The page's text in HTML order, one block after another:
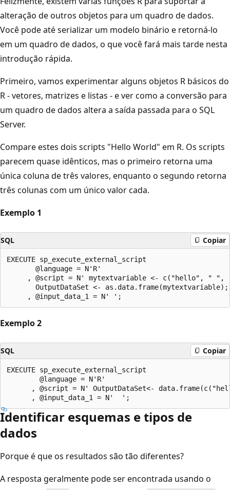
alteração de outros objetos para um quadro de dados.
Você pode até serializar um modelo binário e retorná-lo
em um quadro de dados, o que você fará mais tarde nesta
introdução rápida.
Primeiro, vamos experimentar alguns objetos R básicos do
R - vetores, matrizes e listas - e ver como a conversão para
um quadro de dados altera a saída passada para o SQL
Server.
Compare estes dois scripts "Hello World" em R. Os scripts
parecem quase idênticos, mas o primeiro retorna uma
única coluna de três valores, enquanto o segundo retorna
três colunas com um único valor cada.
Exemplo 1
SQL Copiar
EXECUTE sp_execute_external_script
       @language = N'R'
, @script = N' mytextvariable <- c("hello", " ",
OutputDataSet <-
Exemplo 2
SQL Copiar
EXECUTE sp_execute_external_script
        @language = N'R'
, @script = N' OutputDataSet<-
Identificar esquemas e tipos de
dados
Porque é que os resultados são tão diferentes?
A resposta geralmente pode ser encontrada usando o